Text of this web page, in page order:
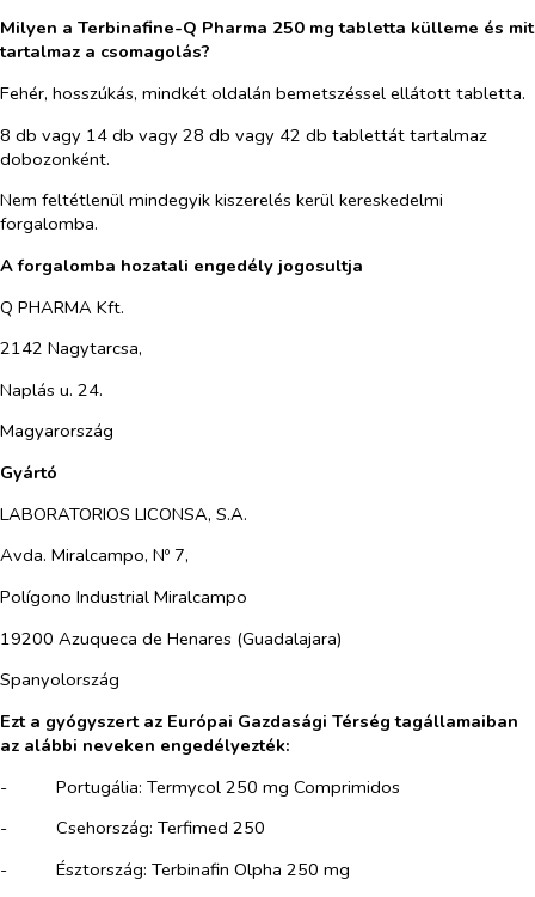
Milyen a Terbinafine-Q Pharma 250 mg tabletta külleme és mit
tartalmaz a csomagolás?
Fehér, hosszúkás, mindkét oldalán bemetszéssel ellátott tabletta.
8 db vagy 14 db vagy 28 db vagy 42 db tablettát tartalmaz
dobozonként.
Nem feltétlenül mindegyik kiszerelés kerül kereskedelmi
forgalomba.
A forgalomba hozatali engedély jogosultja
Q PHARMA Kft.
2142 Nagytarcsa,
Naplás u. 24.
Magyarország
Gyártó
LABORATORIOS LICONSA, S.A.
Avda. Miralcampo, Nº 7,
Polígono Industrial Miralcampo
19200 Azuqueca de Henares (Guadalajara)
Spanyolország
Ezt a gyógyszert az Európai Gazdasági Térség tagállamaiban
az alábbi neveken engedélyezték:
-​
Portugália: Termycol 250 mg Comprimidos
-​
Csehország: Terfimed 250
-​
Észtország: Terbinafin Olpha 250 mg